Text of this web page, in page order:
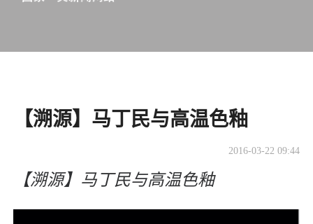
【溯源】马丁民与高温色釉
2016-03-22 09:44
【溯源】马丁民与高温色釉